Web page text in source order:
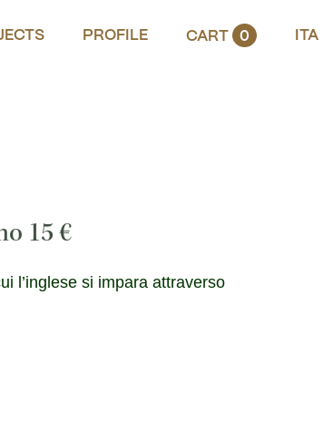
PROFILE CART 0 ITA
15 €
l’inglese si impara attraverso